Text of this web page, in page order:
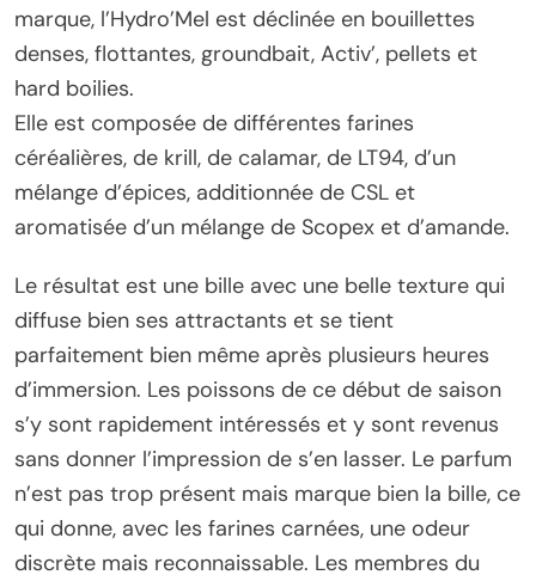
marque, l’Hydro’Mel est déclinée en bouillettes
denses, flottantes, groundbait, Activ’, pellets et
hard boilies.
Elle est composée de différentes farines
céréalières, de krill, de calamar, de LT94, d’un
mélange d’épices, additionnée de CSL et
aromatisée d’un mélange de Scopex et d’amande.
Le résultat est une bille avec une belle texture qui
diffuse bien ses attractants et se tient
parfaitement bien même après plusieurs heures
d’immersion. Les poissons de ce début de saison
s’y sont rapidement intéressés et y sont revenus
sans donner l’impression de s’en lasser. Le parfum
n’est pas trop présent mais marque bien la bille, ce
qui donne, avec les farines carnées, une odeur
discrète mais reconnaissable. Les membres du